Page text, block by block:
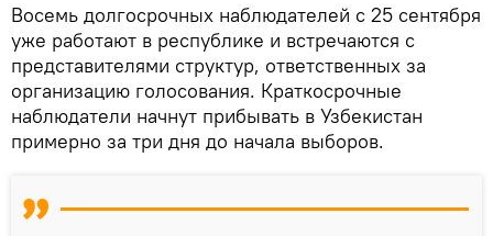
Восемь долгосрочных наблюдателей с 25 сентября
уже работают в республике и встречаются с
представителями структур, ответственных за
организацию голосования. Краткосрочные
наблюдатели начнут прибывать в Узбекистан
примерно за три дня до начала выборов.